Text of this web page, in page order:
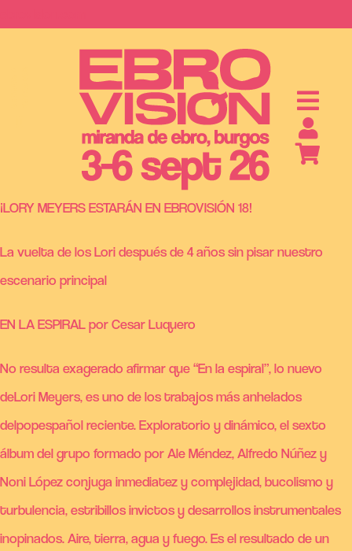
contenido
¡LORY MEYERS ESTARÁN EN EBROVISIÓN 18!
La vuelta de los Lori después de 4 años sin pisar nuestro
escenario principal
EN LA ESPIRAL por Cesar Luquero
No resulta exagerado afirmar que “En la espiral”, lo nuevo
deLori Meyers, es uno de los trabajos más anhelados
delpopespañol reciente. Exploratorio y dinámico, el sexto
álbum del grupo formado por Ale Méndez, Alfredo Núñez y
Noni López conjuga inmediatez y complejidad, bucolismo y
turbulencia, estribillos invictos y desarrollos instrumentales
inopinados. Aire, tierra, agua y fuego. Es el resultado de un